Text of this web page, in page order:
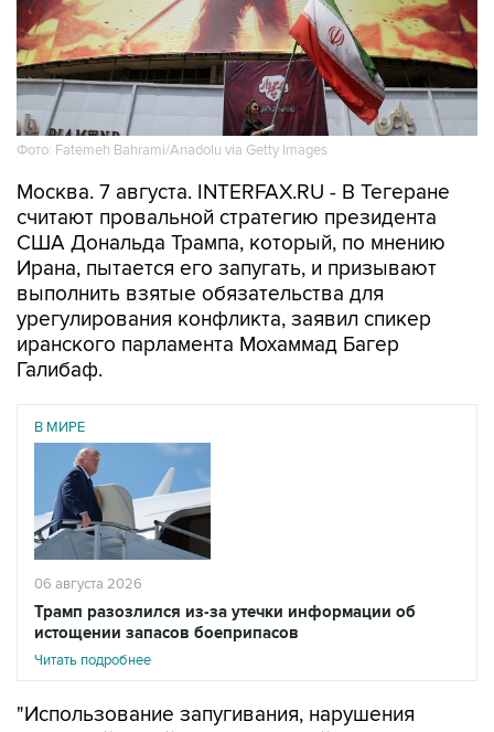
Фото: Fatemeh Bahrami/Anadolu via Getty Images
Москва. 7 августа. INTERFAX.RU - В Тегеране
считают провальной стратегию президента
США Дональда Трампа, который, по мнению
Ирана, пытается его запугать, и призывают
выполнить взятые обязательства для
урегулирования конфликта, заявил спикер
иранского парламента Мохаммад Багер
Галибаф.
В МИРЕ
06 августа 2026
Трамп разозлился из-за утечки информации об
истощении запасов боеприпасов
Читать подробнее
"Использование запугивания, нарушения